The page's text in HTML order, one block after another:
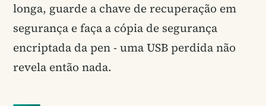
longa, guarde a chave de recuperação em
segurança e faça a cópia de segurança
encriptada da pen - uma USB perdida não
revela então nada.